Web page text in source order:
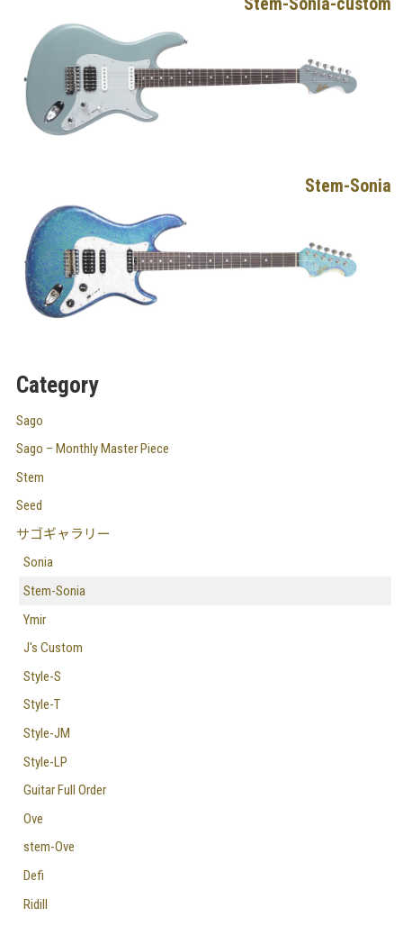
Stem-Sonia
Category
Sago
Sago – Monthly Master Piece
Stem
Seed
サゴギャラリー
Sonia
Stem-Sonia
Ymir
J's Custom
Style-S
Style-T
Style-JM
Style-LP
Guitar Full Order
Ove
stem-Ove
Defi
Ridill